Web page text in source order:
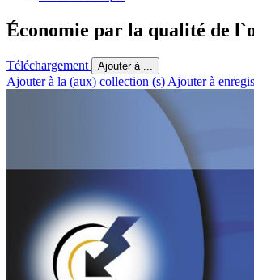
Économie par la qualité de
Téléchargement Ajouter à ...
Ajouter à la (aux) collection (s) Ajouter à